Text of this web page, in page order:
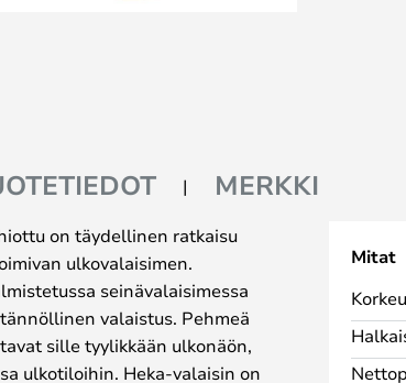
MERKKI
on täydellinen ratkaisu
ulkovalaisimen.
seinävalaisimessa
valaistus. Pehmeä
sille tyylikkään ulkonäön,
ulkotiloihin. Heka-valaisin on
Mitat